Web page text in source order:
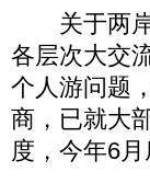
关于两岸
各层次大交
个人游问题
商，已就大
度，今年6